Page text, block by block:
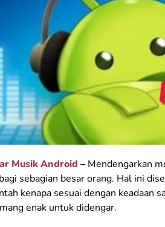
Musik Android – Mendengarkan
sebagian besar orang. Hal ini
kenapa sesuai dengan keadaan
enak untuk didengar.